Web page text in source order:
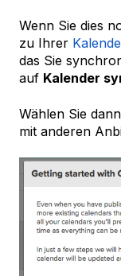
Wenn Sie dies
zu Ihrer
das Sie
auf Kalender
Wählen Sie
mit anderen